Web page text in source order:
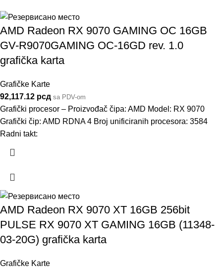
AMD Radeon RX 9070 GAMING OC 16GB
GV-R9070GAMING OC-16GD rev. 1.0
grafička karta
Grafičke Karte
92,117.12 рсд sa PDV-om
Grafički procesor – Proizvođač čipa: AMD Model: RX 9070
Grafički čip: AMD RDNA 4 Broj unificiranih procesora: 3584
Radni takt:
AMD Radeon RX 9070 XT 16GB 256bit
PULSE RX 9070 XT GAMING 16GB (11348-
03-20G) grafička karta
Grafičke Karte